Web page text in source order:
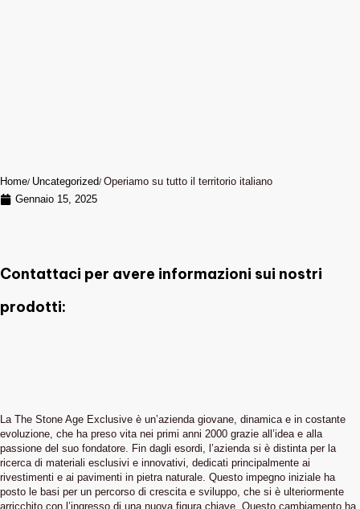
Home Uncategorized Operiamo su tutto il territorio italiano
Gennaio 15, 2025
Contattaci per avere informazioni sui nostri
prodotti:
La The Stone Age Exclusive è un’azienda giovane, dinamica e in costante
evoluzione, che ha preso vita nei primi anni 2000 grazie all’idea e alla
passione del suo fondatore. Fin dagli esordi, l’azienda si è distinta per la
ricerca di materiali esclusivi e innovativi, dedicati principalmente ai
rivestimenti e ai pavimenti in pietra naturale. Questo impegno iniziale ha
posto le basi per un percorso di crescita e sviluppo, che si è ulteriormente
arricchito con l’ingresso di una nuova figura chiave. Questo cambiamento ha